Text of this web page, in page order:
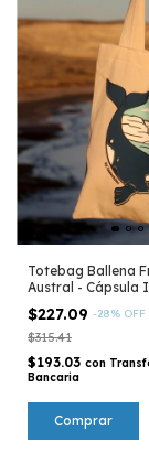
Totebag Ballena
Austral - Cápsula
$227.09 -28% OFF
$315.41
$193.03 con
Bancaria